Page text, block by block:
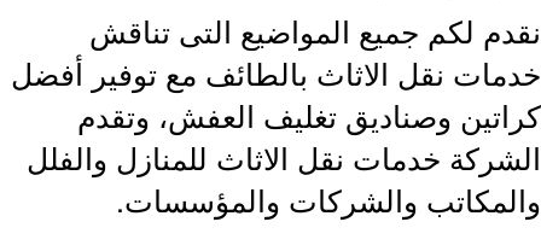
لكم جميع المواضيع التى تناقش
نقل الاثاث بالطائف مع توفير أفضل
وصناديق تغليف العفش، وتقدم
خدمات نقل الاثاث للمنازل والفلل
والشركات والمؤسسات.